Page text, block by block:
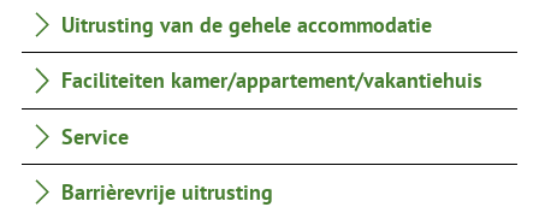
Uitrusting van de gehele accommodatie
Faciliteiten kamer/appartement/vakantiehuis
Service
Barrièrevrije uitrusting